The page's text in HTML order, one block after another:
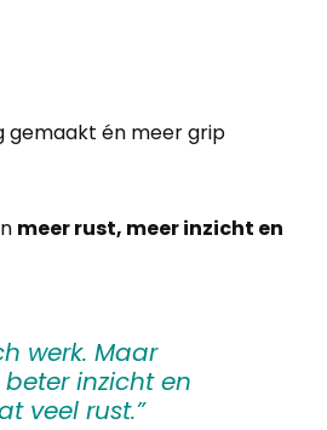
gemaakt én meer grip
meer rust, meer inzicht en
werk. Maar
inzicht en
veel rust.”